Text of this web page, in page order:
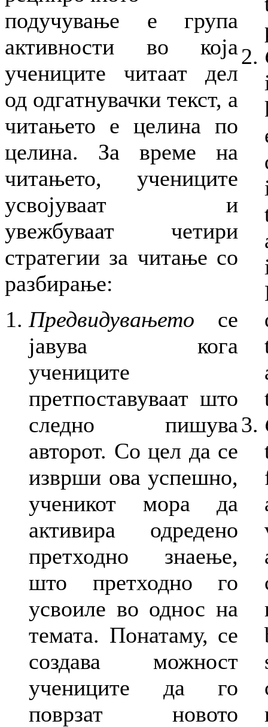
подучување е група
активности во која
учениците читаат дел
од одгатнувачки текст, а
читањето е целина по
целина. За време на
читањето, учениците
усвојуваат и
увежбуваат четири
стратегии за читање со
разбирање:
Предвидувањето се
јавува кога
учениците
претпоставуваат што
следно пишува
авторот. Со цел да се
изврши ова успешно,
ученикот мора да
активира одредено
претходно знаење,
што претходно го
усвоиле во однос на
темата. Понатаму, се
создава можност
учениците да го
поврзат новото